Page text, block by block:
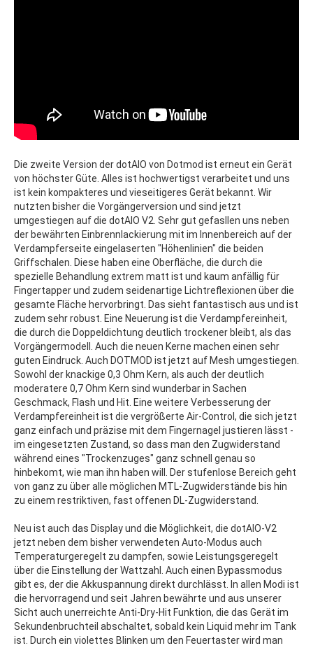
Die zweite Version der dotAIO von Dotmod ist erneut ein Gerät
von höchster Güte. Alles ist hochwertigst verarbeitet und uns
ist kein kompakteres und vieseitigeres Gerät bekannt. Wir
nutzten bisher die Vorgängerversion und sind jetzt
umgestiegen auf die dotAIO V2. Sehr gut gefasllen uns neben
der bewährten Einbrennlackierung mit im Innenbereich auf der
Verdampferseite eingelaserten "Höhenlinien" die beiden
Griffschalen. Diese haben eine Oberfläche, die durch die
spezielle Behandlung extrem matt ist und kaum anfällig für
Fingertapper und zudem seidenartige Lichtreflexionen über die
gesamte Fläche hervorbringt. Das sieht fantastisch aus und ist
zudem sehr robust. Eine Neuerung ist die Verdampfereinheit,
die durch die Doppeldichtung deutlich trockener bleibt, als das
Vorgängermodell. Auch die neuen Kerne machen einen sehr
guten Eindruck. Auch DOTMOD ist jetzt auf Mesh umgestiegen.
Sowohl der knackige 0,3 Ohm Kern, als auch der deutlich
moderatere 0,7 Ohm Kern sind wunderbar in Sachen
Geschmack, Flash und Hit. Eine weitere Verbesserung der
Verdampfereinheit ist die vergrößerte Air-Control, die sich jetzt
ganz einfach und präzise mit dem Fingernagel justieren lässt -
im eingesetzten Zustand, so dass man den Zugwiderstand
während eines "Trockenzuges" ganz schnell genau so
hinbekomt, wie man ihn haben will. Der stufenlose Bereich geht
von ganz zu über alle möglichen MTL-Zugwiderstände bis hin
zu einem restriktiven, fast offenen DL-Zugwiderstand.
Neu ist auch das Display und die Möglichkeit, die dotAIO-V2
jetzt neben dem bisher verwendeten Auto-Modus auch
Temperaturgeregelt zu dampfen, sowie Leistungsgeregelt
über die Einstellung der Wattzahl. Auch einen Bypassmodus
gibt es, der die Akkuspannung direkt durchlässt. In allen Modi ist
die hervorragend und seit Jahren bewährte und aus unserer
Sicht auch unerreichte Anti-Dry-Hit Funktion, die das Gerät im
Sekundenbruchteil abschaltet, sobald kein Liquid mehr im Tank
ist. Durch ein violettes Blinken um den Feuertaster wird man